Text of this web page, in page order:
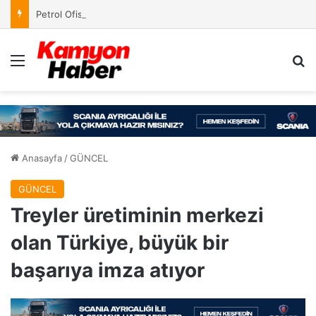
Petrol Ofisi’nin Kampanyasında Ödül Kazananlar Açıklandı
Menü
Anasayfa /GÜNCEL
GÜNCEL
Treyler üretiminin merkezi
olan Türkiye, büyük bir
başarıya imza atıyor